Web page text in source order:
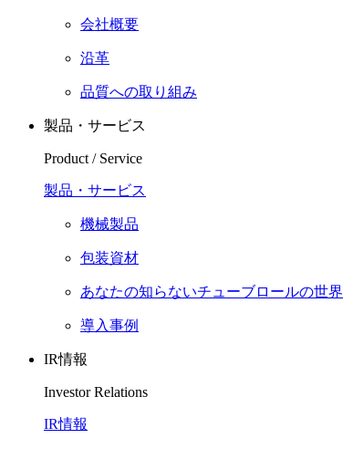
会社概要
沿革
品質への取り組み
製品・サービス
Product / Service
製品・サービス
機械製品
包装資材
あなたの知らないチューブロールの世界
導入事例
IR情報
Investor Relations
IR情報